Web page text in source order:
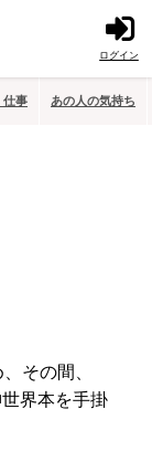
ログイン
仕事 あの人の気持ち
その間、
界本を手掛